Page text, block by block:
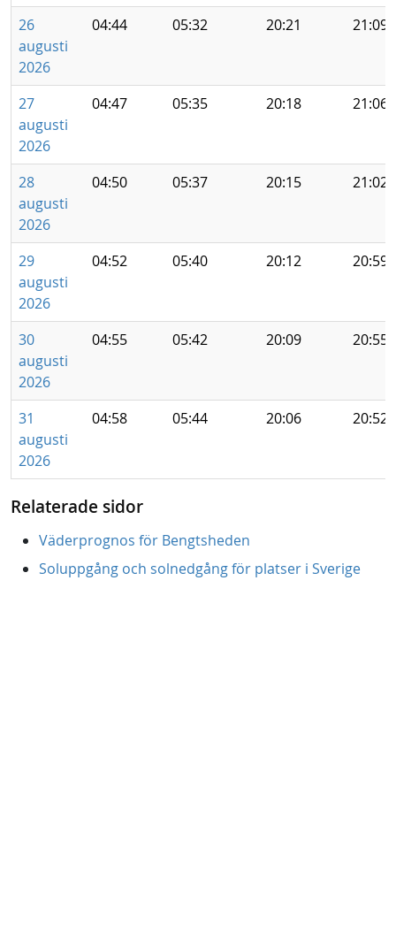
26
augusti
2026
04:44 05:32 20:21 21:09
27
augusti
2026
04:47 05:35 20:18 21:06
28
augusti
2026
04:50 05:37 20:15 21:02
29
augusti
2026
04:52 05:40 20:12 20:59
30
augusti
2026
04:55 05:42 20:09 20:55
31
augusti
2026
04:58 05:44 20:06 20:52
Relaterade sidor
Väderprognos för Bengtsheden
Soluppgång och solnedgång för platser i Sverige